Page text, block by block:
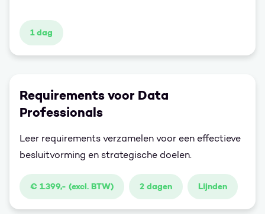
1 dag
Requirements voor Data
Professionals
Leer requirements verzamelen voor een effectieve
besluitvorming en strategische doelen.
€ 1.399,- (excl. BTW) 2 dagen Lijnden